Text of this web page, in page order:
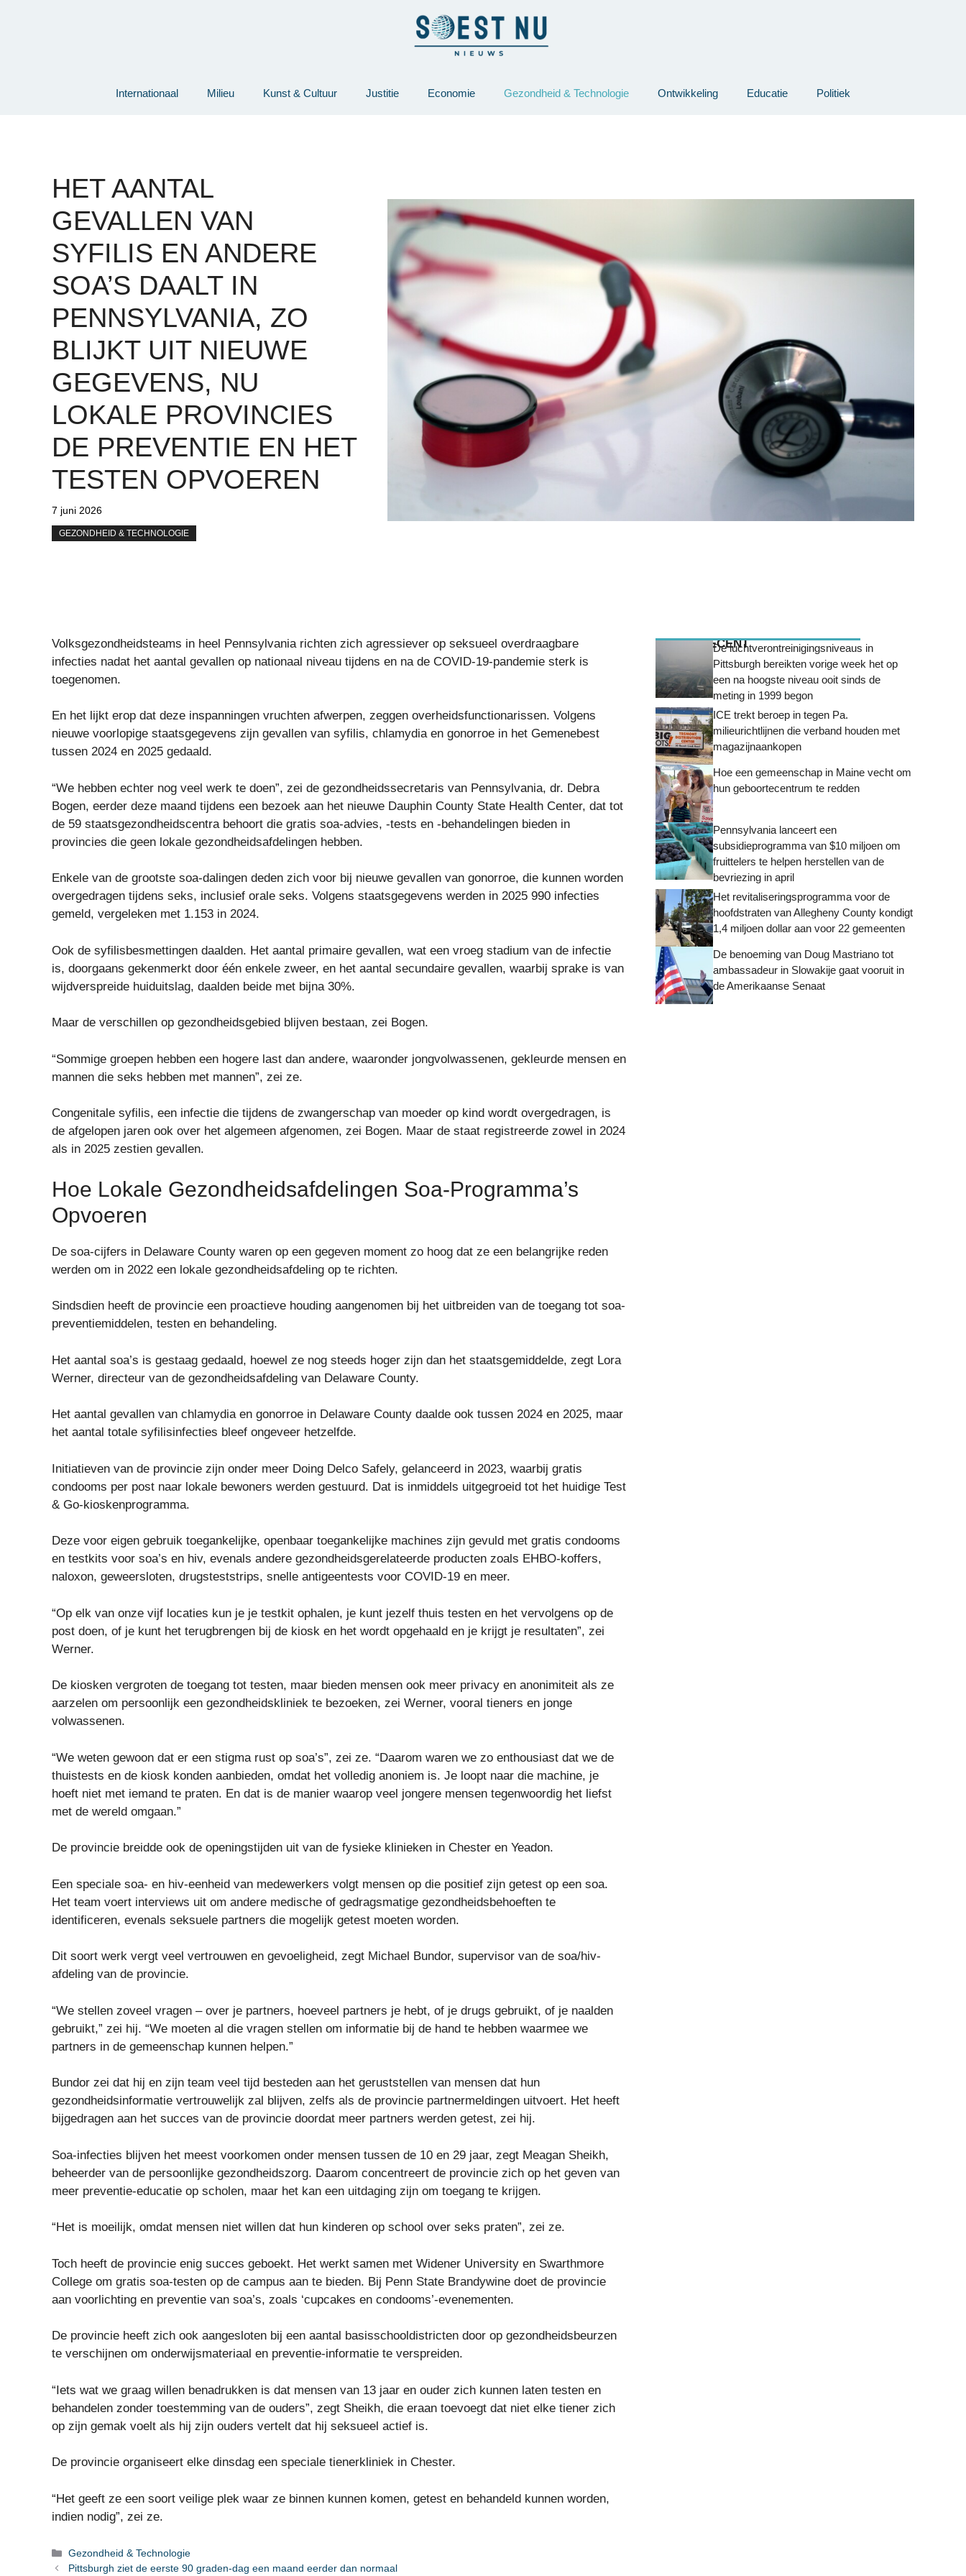
Internationaal Milieu Kunst & Cultuur Justitie Economie Gezondheid & Technologie Ontwikkeling Educatie Politiek
HET AANTAL
GEVALLEN VAN
SYFILIS EN ANDERE
SOA’S DAALT IN
PENNSYLVANIA, ZO
BLIJKT UIT NIEUWE
GEGEVENS, NU
LOKALE PROVINCIES
DE PREVENTIE EN HET
TESTEN OPVOEREN
7 juni 2026
GEZONDHEID & TECHNOLOGIE
Volksgezondheidsteams in heel Pennsylvania richten zich agressiever op seksueel overdraagbare
infecties nadat het aantal gevallen op nationaal niveau tijdens en na de COVID-19-pandemie sterk is
toegenomen.
En het lijkt erop dat deze inspanningen vruchten afwerpen, zeggen overheidsfunctionarissen. Volgens
nieuwe voorlopige staatsgegevens zijn gevallen van syfilis, chlamydia en gonorroe in het Gemenebest
tussen 2024 en 2025 gedaald.
“We hebben echter nog veel werk te doen”, zei de gezondheidssecretaris van Pennsylvania, dr. Debra
Bogen, eerder deze maand tijdens een bezoek aan het nieuwe Dauphin County State Health Center, dat tot
de 59 staatsgezondheidscentra behoort die gratis soa-advies, -tests en -behandelingen bieden in
provincies die geen lokale gezondheidsafdelingen hebben.
Enkele van de grootste soa-dalingen deden zich voor bij nieuwe gevallen van gonorroe, die kunnen worden
overgedragen tijdens seks, inclusief orale seks. Volgens staatsgegevens werden in 2025 990 infecties
gemeld, vergeleken met 1.153 in 2024.
Ook de syfilisbesmettingen daalden. Het aantal primaire gevallen, wat een vroeg stadium van de infectie
is, doorgaans gekenmerkt door één enkele zweer, en het aantal secundaire gevallen, waarbij sprake is van
wijdverspreide huiduitslag, daalden beide met bijna 30%.
Maar de verschillen op gezondheidsgebied blijven bestaan, zei Bogen.
“Sommige groepen hebben een hogere last dan andere, waaronder jongvolwassenen, gekleurde mensen en
mannen die seks hebben met mannen”, zei ze.
Congenitale syfilis, een infectie die tijdens de zwangerschap van moeder op kind wordt overgedragen, is
de afgelopen jaren ook over het algemeen afgenomen, zei Bogen. Maar de staat registreerde zowel in 2024
als in 2025 zestien gevallen.
Hoe Lokale Gezondheidsafdelingen Soa-Programma’s
Opvoeren
De soa-cijfers in Delaware County waren op een gegeven moment zo hoog dat ze een belangrijke reden
werden om in 2022 een lokale gezondheidsafdeling op te richten.
Sindsdien heeft de provincie een proactieve houding aangenomen bij het uitbreiden van de toegang tot soa-
preventiemiddelen, testen en behandeling.
Het aantal soa’s is gestaag gedaald, hoewel ze nog steeds hoger zijn dan het staatsgemiddelde, zegt Lora
Werner, directeur van de gezondheidsafdeling van Delaware County.
Het aantal gevallen van chlamydia en gonorroe in Delaware County daalde ook tussen 2024 en 2025, maar
het aantal totale syfilisinfecties bleef ongeveer hetzelfde.
Initiatieven van de provincie zijn onder meer Doing Delco Safely, gelanceerd in 2023, waarbij gratis
condooms per post naar lokale bewoners werden gestuurd. Dat is inmiddels uitgegroeid tot het huidige Test
& Go-kioskenprogramma.
Deze voor eigen gebruik toegankelijke, openbaar toegankelijke machines zijn gevuld met gratis condooms
en testkits voor soa’s en hiv, evenals andere gezondheidsgerelateerde producten zoals EHBO-koffers,
naloxon, geweersloten, drugsteststrips, snelle antigeentests voor COVID-19 en meer.
“Op elk van onze vijf locaties kun je je testkit ophalen, je kunt jezelf thuis testen en het vervolgens op de
post doen, of je kunt het terugbrengen bij de kiosk en het wordt opgehaald en je krijgt je resultaten”, zei
Werner.
De kiosken vergroten de toegang tot testen, maar bieden mensen ook meer privacy en anonimiteit als ze
aarzelen om persoonlijk een gezondheidskliniek te bezoeken, zei Werner, vooral tieners en jonge
volwassenen.
“We weten gewoon dat er een stigma rust op soa’s”, zei ze. “Daarom waren we zo enthousiast dat we de
thuistests en de kiosk konden aanbieden, omdat het volledig anoniem is. Je loopt naar die machine, je
hoeft niet met iemand te praten. En dat is de manier waarop veel jongere mensen tegenwoordig het liefst
met de wereld omgaan.”
De provincie breidde ook de openingstijden uit van de fysieke klinieken in Chester en Yeadon.
Een speciale soa- en hiv-eenheid van medewerkers volgt mensen op die positief zijn getest op een soa.
Het team voert interviews uit om andere medische of gedragsmatige gezondheidsbehoeften te
identificeren, evenals seksuele partners die mogelijk getest moeten worden.
Dit soort werk vergt veel vertrouwen en gevoeligheid, zegt Michael Bundor, supervisor van de soa/hiv-
afdeling van de provincie.
“We stellen zoveel vragen – over je partners, hoeveel partners je hebt, of je drugs gebruikt, of je naalden
gebruikt,” zei hij. “We moeten al die vragen stellen om informatie bij de hand te hebben waarmee we
partners in de gemeenschap kunnen helpen.”
Bundor zei dat hij en zijn team veel tijd besteden aan het geruststellen van mensen dat hun
gezondheidsinformatie vertrouwelijk zal blijven, zelfs als de provincie partnermeldingen uitvoert. Het heeft
bijgedragen aan het succes van de provincie doordat meer partners werden getest, zei hij.
Soa-infecties blijven het meest voorkomen onder mensen tussen de 10 en 29 jaar, zegt Meagan Sheikh,
beheerder van de persoonlijke gezondheidszorg. Daarom concentreert de provincie zich op het geven van
meer preventie-educatie op scholen, maar het kan een uitdaging zijn om toegang te krijgen.
“Het is moeilijk, omdat mensen niet willen dat hun kinderen op school over seks praten”, zei ze.
Toch heeft de provincie enig succes geboekt. Het werkt samen met Widener University en Swarthmore
College om gratis soa-testen op de campus aan te bieden. Bij Penn State Brandywine doet de provincie
aan voorlichting en preventie van soa’s, zoals ‘cupcakes en condooms’-evenementen.
De provincie heeft zich ook aangesloten bij een aantal basisschooldistricten door op gezondheidsbeurzen
te verschijnen om onderwijsmateriaal en preventie-informatie te verspreiden.
“Iets wat we graag willen benadrukken is dat mensen van 13 jaar en ouder zich kunnen laten testen en
behandelen zonder toestemming van de ouders”, zegt Sheikh, die eraan toevoegt dat niet elke tiener zich
op zijn gemak voelt als hij zijn ouders vertelt dat hij seksueel actief is.
De provincie organiseert elke dinsdag een speciale tienerkliniek in Chester.
“Het geeft ze een soort veilige plek waar ze binnen kunnen komen, getest en behandeld kunnen worden,
indien nodig”, zei ze.
Categorieën
Gezondheid & Technologie
Pittsburgh ziet de eerste 90 graden-dag een maand eerder dan normaal
MEEST RECENTDe luchtverontreinigingsniveaus in
Pittsburgh bereikten vorige week het op
een na hoogste niveau ooit sinds de
meting in 1999 begon
ICE trekt beroep in tegen Pa.
milieurichtlijnen die verband houden met
magazijnaankopen
Hoe een gemeenschap in Maine vecht om
hun geboortecentrum te redden
Pennsylvania lanceert een
subsidieprogramma van $10 miljoen om
fruittelers te helpen herstellen van de
bevriezing in april
Het revitaliseringsprogramma voor de
hoofdstraten van Allegheny County kondigt
1,4 miljoen dollar aan voor 22 gemeenten
De benoeming van Doug Mastriano tot
ambassadeur in Slowakije gaat vooruit in
de Amerikaanse Senaat